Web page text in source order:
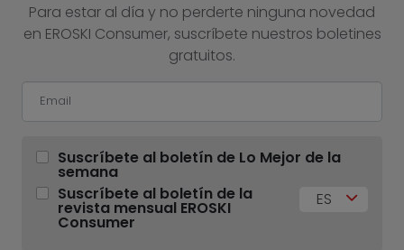
Para estar al día y no perderte ninguna novedad
en EROSKI Consumer, suscríbete nuestros boletines
gratuitos.
Suscríbete al boletín de Lo Mejor de la
semana
Suscríbete al boletín de la
revista mensual EROSKI
Consumer
ES